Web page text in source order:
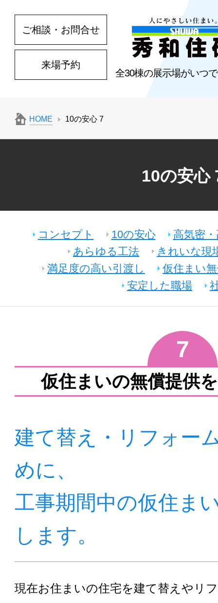
全30棟の展示場がいつ
ご相談・お問合せ
来場予約
HOME 10の安心 7
10の安心
コンセプト 10の安心
高気密
あらゆる工法
きれいな現
満足度の高い引渡し
仮住まい
安定した職場
7
仮住まいの無償提供
建て替え・リフォー
めに、
工事期間中の仮住ま
します。
現在お住まいの住宅を建て替えやリ